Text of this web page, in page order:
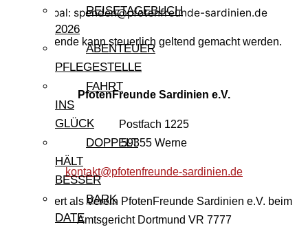
REISETAGEBUCH
2026
ABENTEUER
PFLEGESTELLE
FAHRT
INS
GLÜCK
DOPPELT
HÄLT
BESSER
BARK
DATE
Paypal: spenden@pfotenfreunde-sardinien.de
Ihre Spende kann steuerlich geltend gemacht werden.
PfotenFreunde Sardinien e.V.
Postfach 1225
59355 Werne
kontakt@pfotenfreunde-sardinien.de
Registriert als Verein PfotenFreunde Sardinien e.V. beim
Amtsgericht Dortmund VR 7777